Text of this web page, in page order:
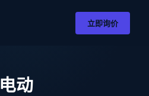
立即询价
电动